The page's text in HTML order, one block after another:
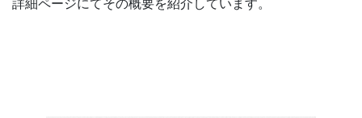
詳細ページにてその概要を紹介しています。